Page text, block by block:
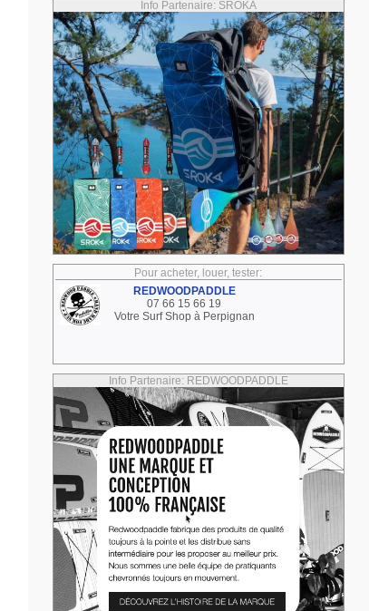
Info Partenaire: SROKA
Pour acheter, louer, tester:
REDWOODPADDLE
07 66 15 66 19
Votre Surf Shop à Perpignan
Info Partenaire: REDWOODPADDLE